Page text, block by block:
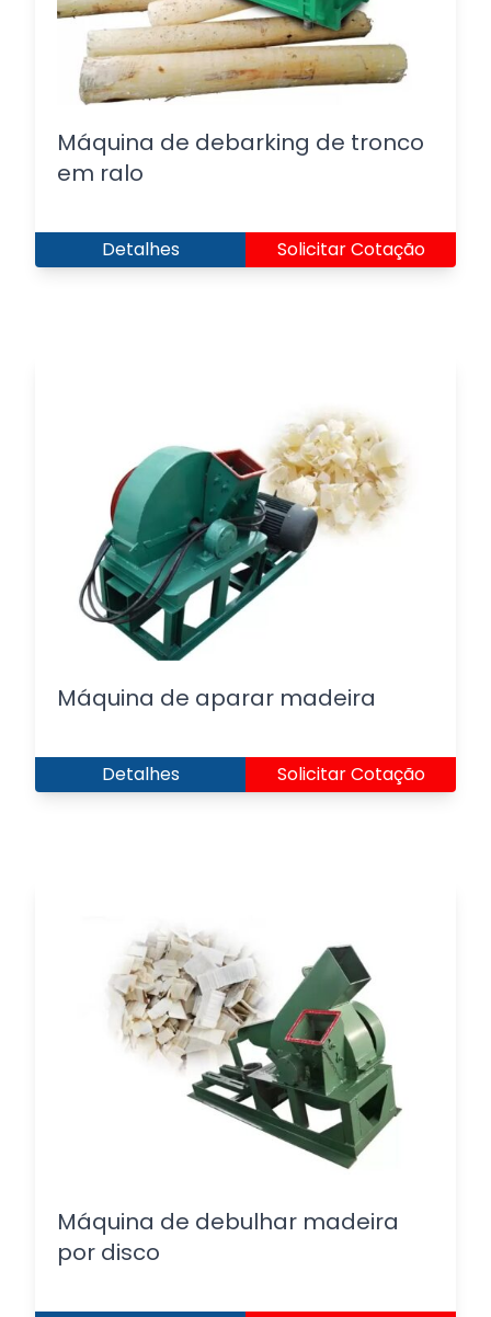
Máquina de debarking de tronco
em ralo
Detalhes Solicitar Cotação
Máquina de aparar madeira
Detalhes Solicitar Cotação
Máquina de debulhar madeira
por disco